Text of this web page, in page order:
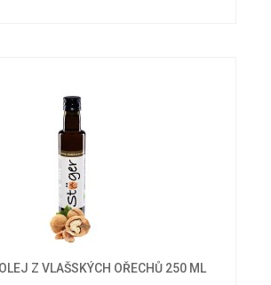
Z VLAŠSKÝCH OŘECHŮ 250 ML